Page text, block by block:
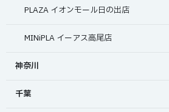
PLAZA イオンモール日の出店
MINiPLA イーアス高尾店
神奈川
千葉